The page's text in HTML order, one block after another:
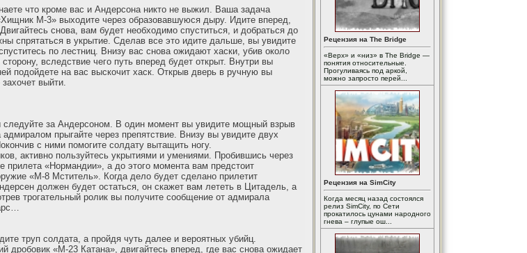
что кроме вас и Андерсона никто не выжил. Ваша задача
М-3» выходите через образовавшуюся дыру. Идите вперед,
снова, вам будет необходимо спуститься, и добраться до
спрятаться в укрытие. Сделав все это идите дальше, вы увидите
по лестниц. Внизу вас снова ожидают хаски, убив около
вследствие чего путь вперед будет открыт. Внутри вы
подойдете на вас выскочит хаск. Открыв дверь в ручную вы
выйти.
следуйте за Андерсоном. В один момент вы увидите мощный взрыв
прыгайте через препятствие. Внизу вы увидите двух
с ними помогите солдату вытащить ногу.
активно пользуйтесь укрытиями и умениями. Пробившись через
прилета «Нормандии», а до этого момента вам предстоит
«М-8 Мститель». Когда дело будет сделано прилетит
должен будет остаться, он скажет вам лететь в Цитадель, а
трогательный ролик вы получите сообщение от адмирала
труп солдата, а пройдя чуть далее и вероятных убийц.
дробовик «М-23 Катана», двигайтесь вперед, где вас снова ожидает
Рецензия на The Bridge
«Верх» и «низ» в The Bridge —
понятия относительные.
Прогуливаясь под аркой,
можно запросто перей...
Рецензия на SimCity
Когда месяц назад состоялся
релиз SimCity, по Сети
прокатилось цунами народного
гнева – глупые ош...